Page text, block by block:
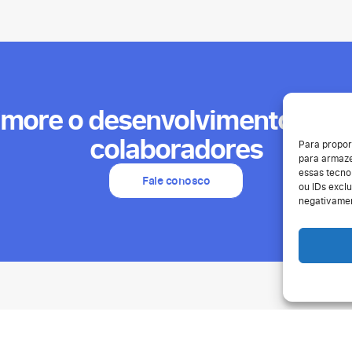
Para
para
essas
ou IDs
o desenvolvimento dos
colaboradores
Fale conosco